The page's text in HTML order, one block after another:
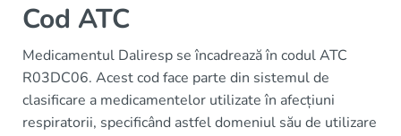
Cod ATC
Medicamentul Daliresp se încadrează în codul ATC
R03DC06. Acest cod face parte din sistemul de
clasificare a medicamentelor utilizate în afecțiuni
respiratorii, specificând astfel domeniul său de utilizare